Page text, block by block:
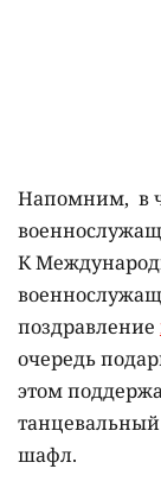
Напомним, в
К
поздравление
очередь
этом
шафл.